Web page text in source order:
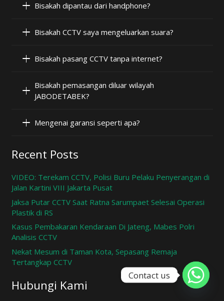
Bisakah dipantau dari handphone?
Bisakah CCTV saya mengeluarkan suara?
Bisakah pasang CCTV tanpa internet?
Bisakah pemasangan diluar wilayah
JABODETABEK?
Mengenai garansi seperti apa?
Recent Posts
VIDEO: Terekam CCTV, Polisi Buru Pelaku Penyerangan di
Jalan Kartini VIII Jakarta Pusat
Jaksa Putar CCTV Saat Ratna Sarumpaet Selesai Operasi
Plastik di RS
Kasus Pembakaran Kendaraan Di Jateng, Mabes Polri
Analisis CCTV
Nekat Mesum di Taman Kota, Sepasang Remaja
Tertangkap CCTV
Hubungi Kami
Contact us